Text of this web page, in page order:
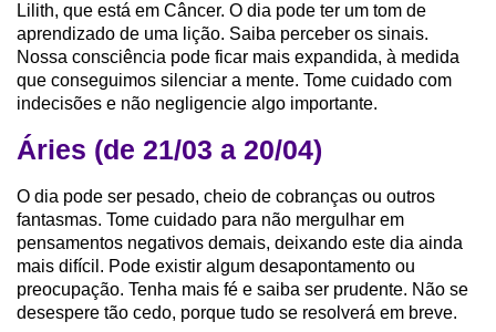
Lilith, que está em Câncer. O dia pode ter um tom de
aprendizado de uma lição. Saiba perceber os sinais.
Nossa consciência pode ficar mais expandida, à medida
que conseguimos silenciar a mente. Tome cuidado com
indecisões e não negligencie algo importante.
Áries (de 21/03 a 20/04)
O dia pode ser pesado, cheio de cobranças ou outros
fantasmas. Tome cuidado para não mergulhar em
pensamentos negativos demais, deixando este dia ainda
mais difícil. Pode existir algum desapontamento ou
preocupação. Tenha mais fé e saiba ser prudente. Não se
desespere tão cedo, porque tudo se resolverá em breve.